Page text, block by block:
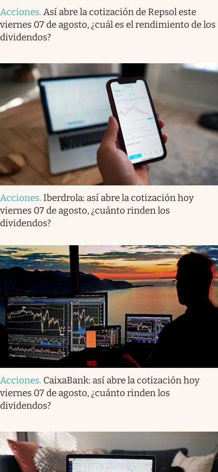
Acciones. Así abre la cotización de Repsol este
viernes 07 de agosto, ¿cuál es el rendimiento de los
dividendos?
Acciones. Iberdrola: así abre la cotización hoy
viernes 07 de agosto, ¿cuánto rinden los
dividendos?
Acciones. CaixaBank: así abre la cotización hoy
viernes 07 de agosto, ¿cuánto rinden los
dividendos?